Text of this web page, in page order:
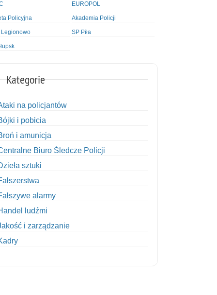
EUROPOL
Policyjna Akademia Policji
Legionowo SP Piła
Kategorie
na policjantów
i pobicia
i amunicja
Biuro Śledcze Policji
sztuki
alarmy
ludźmi
i zarządzanie